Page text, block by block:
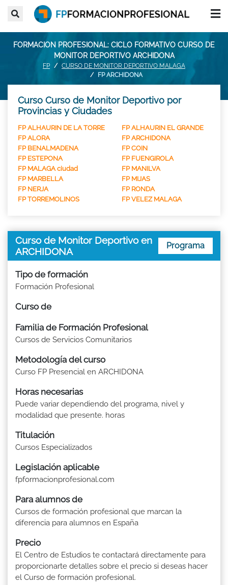
FORMACION PROFESIONAL: CICLO FORMATIVO CURSO DE
MONITOR DEPORTIVO ARCHIDONA
FP
CURSO DE MONITOR DEPORTIVO MALAGA
FP ARCHIDONA
Curso Curso de Monitor Deportivo por
Provincias y Ciudades
FP ALHAURIN DE LA TORRE
FP ALHAURIN EL GRANDE
FP ALORA
FP ARCHIDONA
FP BENALMADENA
FP COIN
FP ESTEPONA
FP FUENGIROLA
FP MALAGA ciudad
FP MANILVA
FP MARBELLA
FP MIJAS
FP NERJA
FP RONDA
FP TORREMOLINOS
FP VELEZ MALAGA
Curso de Monitor Deportivo en
ARCHIDONA
Programa
Tipo de formación
Formación Profesional
Curso de
Familia de Formación Profesional
Cursos de Servicios Comunitarios
Metodología del curso
Curso FP Presencial en ARCHIDONA
Horas necesarias
Puede variar dependiendo del programa, nivel y
modalidad que presente. horas
Titulación
Cursos Especializados
Legislación aplicable
fpformacionprofesional.com
Para alumnos de
Cursos de formación profesional que marcan la
diferencia para alumnos en España
Precio
El Centro de Estudios te contactará directamente para
proporcionarte detalles sobre el precio si deseas hacer
el Curso de formación profesional.